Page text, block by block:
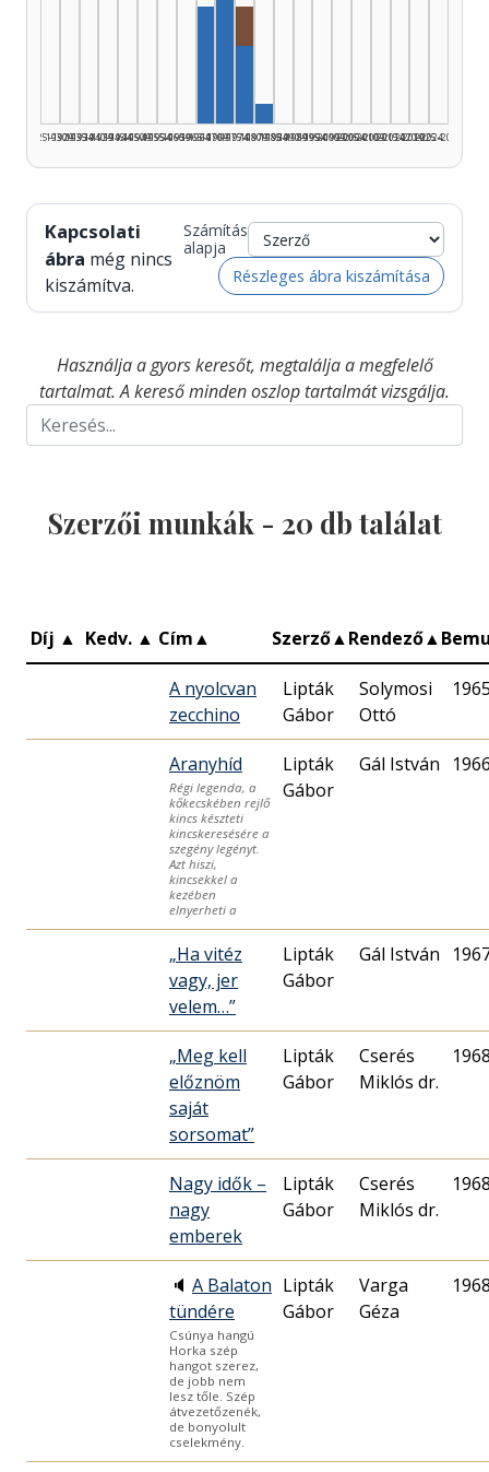
1925–1929
1930–1934
1935–1939
1940–1944
1945–1949
1950–1954
1955–1959
1960–1964
1965–1969
Szerző, 1970–1974: 9
1970–1974
1975–1979Szerző, 1980–1984: 1
1980–1984
1985–1989
1990–1994
1995–1999
2000–2004
2005–2009
2010–2014
2015–2019
2020–2024
2025–2026
Kapcsolati
ábra még nincs
kiszámítva.
Számítás
alapja
Részleges ábra kiszámítása
Használja a gyors keresőt, megtalálja a megfelelő
tartalmat. A kereső minden oszlop tartalmát vizsgálja.
Szerzői munkák - 20 db találat
Díj ▲ Kedv. ▲ Cím▲ Szerző▲Rendező▲
A nyolcvan
zecchino
Lipták
Gábor
Solymosi
Ottó
Aranyhíd
Régi legenda, a
kőkecskében rejlő
kincs készteti
kincskeresésére a
szegény legényt.
Azt hiszi,
kincsekkel a
kezében
elnyerheti a
Lipták
Gábor
Gál István
„Ha vitéz
vagy, jer
velem…”
Lipták
Gábor
Gál István
„Meg kell
előznöm
saját
sorsomat”
Lipták
Gábor
Cserés
Miklós dr.
Nagy idők –
nagy
emberek
Lipták
Gábor
Cserés
Miklós dr.
🔈 A Balaton
tündére
Csúnya hangú
Horka szép
hangot szerez,
de jobb nem
lesz tőle. Szép
átvezetőzenék,
de bonyolult
cselekmény.
Lipták
Gábor
Varga
Géza